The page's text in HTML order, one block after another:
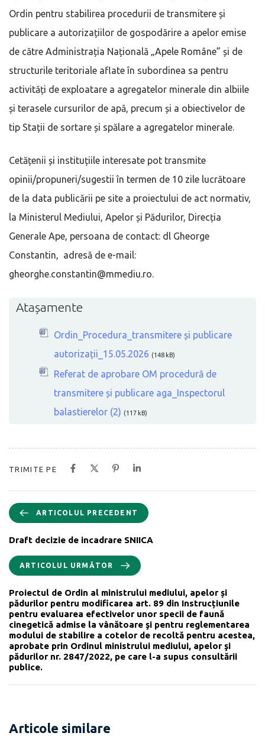
Ordin pentru stabilirea procedurii de transmitere și
publicare a autorizațiilor de gospodărire a apelor emise
de către Administrația Națională „Apele Române” și de
structurile teritoriale aflate în subordinea sa pentru
activități de exploatare a agregatelor minerale din albiile
și terasele cursurilor de apă, precum și a obiectivelor de
tip Stații de sortare și spălare a agregatelor minerale.
Cetățenii și instituțiile interesate pot transmite
opinii/propuneri/sugestii în termen de 10 zile lucrătoare
de la data publicării pe site a proiectului de act normativ,
la Ministerul Mediului, Apelor și Pădurilor, Direcția
Generale Ape, persoana de contact: dl Gheorge
Constantin, adresă de e-mail:
gheorghe.constantin@mmediu.ro.
Atașamente
Ordin_Procedura_transmitere și publicare
autorizații_15.05.2026 (148 kB)
Referat de aprobare OM procedură de
transmitere și publicare aga_Inspectorul
balastierelor (2) (117 kB)
TRIMITE PE
ARTICOLUL PRECEDENT
Draft decizie de incadrare SNIICA
ARTICOLUL URMĂTOR
Proiectul de Ordin al ministrului mediului, apelor și
pădurilor pentru modificarea art. 89 din Instrucțiunile
pentru evaluarea efectivelor unor specii de faună
cinegetică admise la vânătoare şi pentru reglementarea
modului de stabilire a cotelor de recoltă pentru acestea,
aprobate prin Ordinul ministrului mediului, apelor şi
pădurilor nr. 2847/2022, pe care l-a supus consultării
publice.
Articole similare